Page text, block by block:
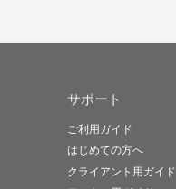
サポート
ご利用ガイド
はじめての方へ
クライアント用ガイド